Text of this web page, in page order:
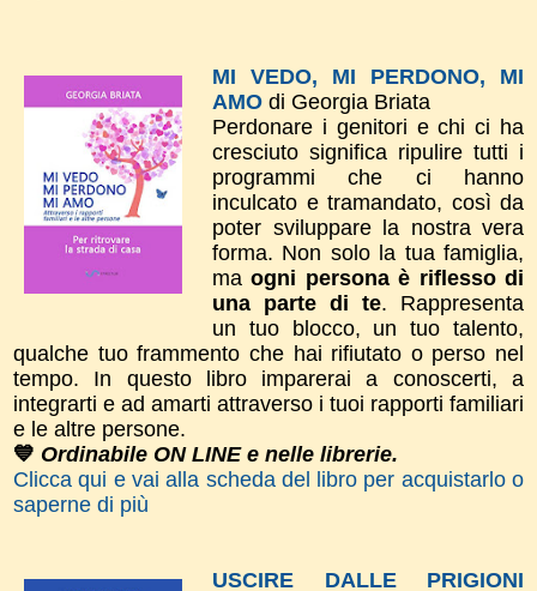
MI VEDO, MI PERDONO, MI
AMO di Georgia Briata
Perdonare i genitori e chi ci ha
cresciuto significa ripulire tutti i
programmi che ci hanno
inculcato e tramandato, così da
poter sviluppare la nostra vera
forma. Non solo la tuafamiglia,
maogni persona è riflesso di
una parte di te. Rappresenta
un tuo blocco, un tuo talento,
qualche tuo frammento che hai rifiutato o perso nel
tempo.
In questo libro imparerai a conoscerti, a
integrarti e ad amarti attraverso i tuoi rapporti familiari
e le altre persone.
💙 Ordinabile ON LINE e nelle librerie.
Clicca qui e vai alla scheda del libro per acquistarlo o
saperne di più
USCIRE DALLE PRIGIONI